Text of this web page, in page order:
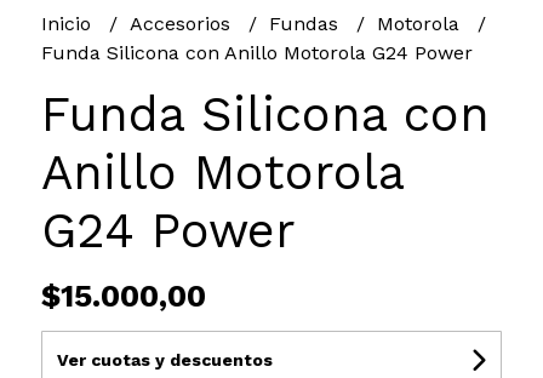
Inicio Accesorios Fundas
Motorola
Funda Silicona con Anillo Motorola G24 Power
Funda Silicona con
Anillo Motorola
G24 Power
$15.000,00
Ver cuotas y descuentos